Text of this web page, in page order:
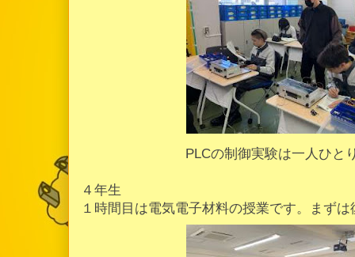
PLCの制御実験は一人ひと
４年生
１時間目は電気電子材料の授業です。まずは